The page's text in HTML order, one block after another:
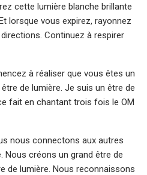
cette lumière blanche brillante
lorsque vous expirez, rayonnez
Continuez à respirer
à réaliser que vous êtes un
de lumière. Je suis un être de
fait en chantant trois fois le OM
nous connectons aux autres
Nous créons un grand être de
de lumière. Nous reconnaissons